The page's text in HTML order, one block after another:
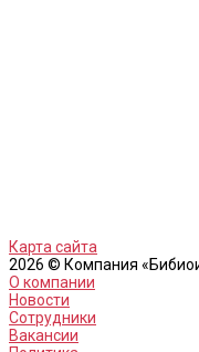
Карта сайта
2026 © Компания
О компании
Новости
Сотрудники
Вакансии